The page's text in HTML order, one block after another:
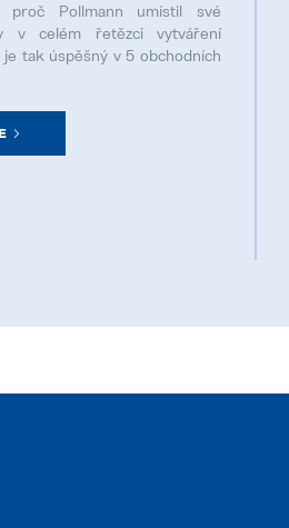
proč Pollmann umístil své
v celém řetězci vytváření
tak úspěšný v 5 obchodních